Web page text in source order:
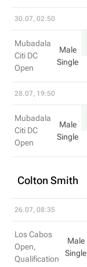
30.07, 02:50
Mubadala
Citi DC
Open
Male
Single
28.07, 19:50
Mubadala
Citi DC
Open
Male
Single
Colton Smith
26.07, 08:35
Los Cabos
Open,
Qualification
Male
Single